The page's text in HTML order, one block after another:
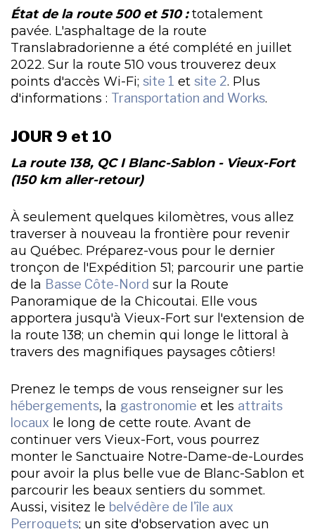
État de la route 500 et 510 :totalement
pavée. L'asphaltage de la route
Translabradorienne a été complété en juillet
2022. Sur la route 510 vous trouverez deux
points d'accès Wi-Fi; site 1 et site 2. Plus
d'informations : Transportation and Works.
JOUR 9 et 10
La route 138, QC I Blanc-Sablon - Vieux-Fort
(150 km aller-retour)
À seulement quelques kilomètres, vous allez
traverser à nouveau la frontière pour revenir
au Québec. Préparez-vous pour le dernier
tronçon de l'Expédition 51; parcourir une partie
de la Basse Côte-Nord sur la Route
Panoramique de la Chicoutai. Elle vous
apportera jusqu'à Vieux-Fort sur l'extension de
la route 138; un chemin qui longe le littoral à
travers des magnifiques paysages côtiers!
Prenez le temps de vous renseigner sur les
hébergements, la gastronomie et les attraits
locaux le long de cette route. Avant de
continuer vers Vieux-Fort, vous pourrez
monter le Sanctuaire Notre-Dame-de-Lourdes
pour avoir la plus belle vue de Blanc-Sablon et
parcourir les beaux sentiers du sommet.
Aussi, visitez le belvédère de l'île aux
Perroquets; un site d'observation avec un